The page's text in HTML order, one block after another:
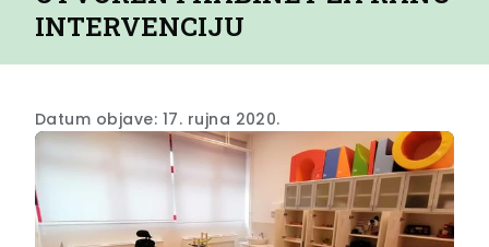
INTERVENCIJU
Datum objave: 17. rujna 2020.